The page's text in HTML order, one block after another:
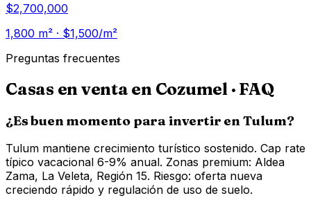
$2,700,000
1,800 m² · $1,500/m²
Preguntas frecuentes
Casas en venta en Cozumel · FAQ
¿Es buen momento para invertir en Tulum?
Tulum mantiene crecimiento turístico sostenido. Cap rate
típico vacacional 6-9% anual. Zonas premium: Aldea
Zama, La Veleta, Región 15. Riesgo: oferta nueva
creciendo rápido y regulación de uso de suelo.